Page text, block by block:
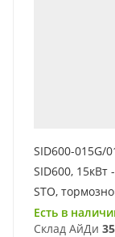
SID600-015G/
SID600, 15кВт
STO,
Есть в
Склад АйДи